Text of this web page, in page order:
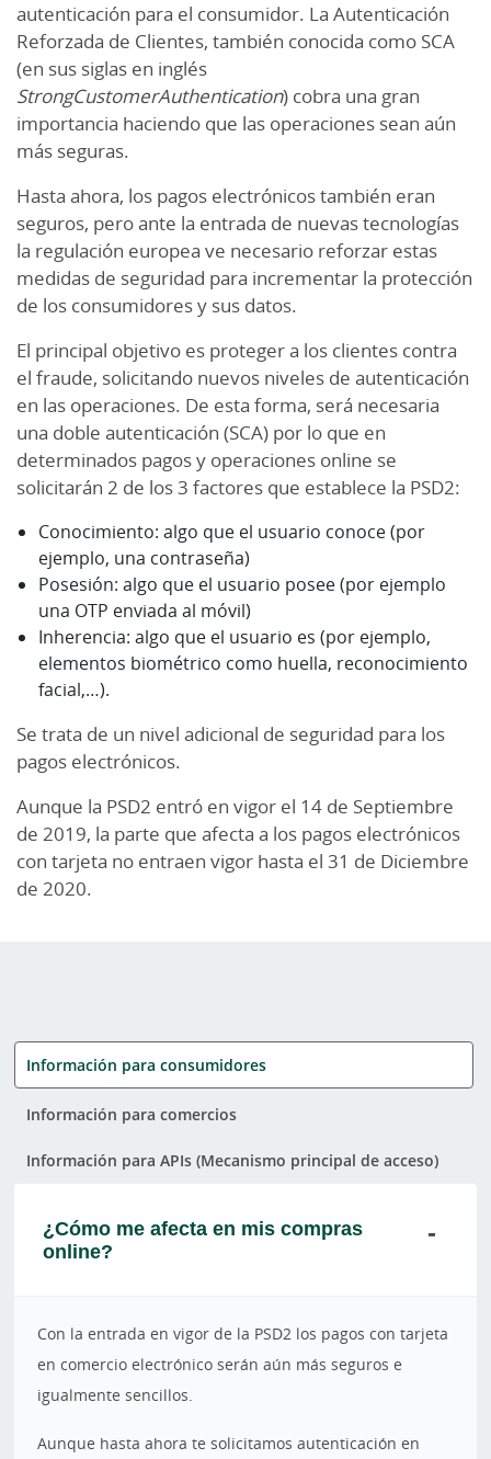
autenticación para el consumidor. La Autenticación
Reforzada de Clientes, también conocida como SCA
(en sus siglas en inglés
StrongCustomerAuthentication) cobra una gran
importancia haciendo que las operaciones sean aún
más seguras.
Hasta ahora, los pagos electrónicos también eran
seguros, pero ante la entrada de nuevas tecnologías
la regulación europea ve necesario reforzar estas
medidas de seguridad para incrementar la protección
de los consumidores y sus datos.
El principal objetivo es proteger a los clientes contra
el fraude, solicitando nuevos niveles de autenticación
en las operaciones. De esta forma, será necesaria
una doble autenticación (SCA) por lo que en
determinados pagos y operaciones online se
solicitarán 2 de los 3 factores que establece la PSD2:
Conocimiento: algo que el usuario conoce (por
ejemplo, una contraseña)
Posesión: algo que el usuario posee (por ejemplo
una OTP enviada al móvil)
Inherencia: algo que el usuario es (por ejemplo,
elementos biométrico como huella, reconocimiento
facial,…).
Se trata de un nivel adicional de seguridad para los
pagos electrónicos.
Aunque la PSD2 entró en vigor el 14 de Septiembre
de 2019, la parte que afecta a los pagos electrónicos
con tarjeta no entraen vigor hasta el 31 de Diciembre
de 2020.
Información para consumidores
Información para comercios
Información para APIs (Mecanismo principal de acceso)
¿Cómo me afecta en mis compras
online?
Con la entrada en vigor de la PSD2 los pagos con tarjeta
en comercio electrónico serán aún más seguros e
igualmente sencillos.
Aunque hasta ahora te solicitamos autenticación en